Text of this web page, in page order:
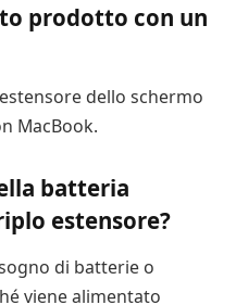
prodotto con un
estensore dello schermo
MacBook.
batteria
estensore?
di batterie o
viene alimentato